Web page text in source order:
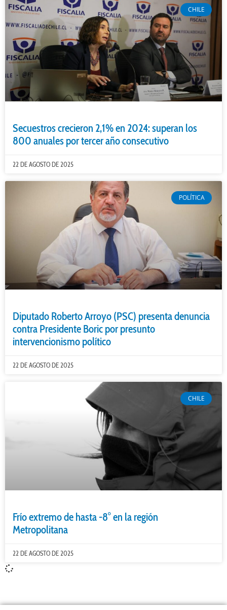
CHILE
Secuestros crecieron 2,1% en 2024: superan los
800 anuales por tercer año consecutivo
22 DE AGOSTO DE 2025
POLÍTICA
Diputado Roberto Arroyo (PSC) presenta denuncia
contra Presidente Boric por presunto
intervencionismo político
22 DE AGOSTO DE 2025
CHILE
Frío extremo de hasta -8° en la región
Metropolitana
22 DE AGOSTO DE 2025